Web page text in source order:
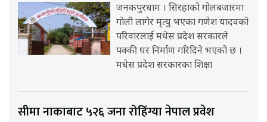
जनकपुरधाम । सिरहाको गोलबजारमा
गोली लागेर मृत्यु भएका गणेश यादवको
परिवारलाई मधेस प्रदेश सरकारले
पक्की घर निर्माण गरिदिने भएको छ ।
मधेस प्रदेश सरकारका शिक्षा
सीमा नाकाबाट ५२६ जना रोहिंग्या नेपाल प्रवेश